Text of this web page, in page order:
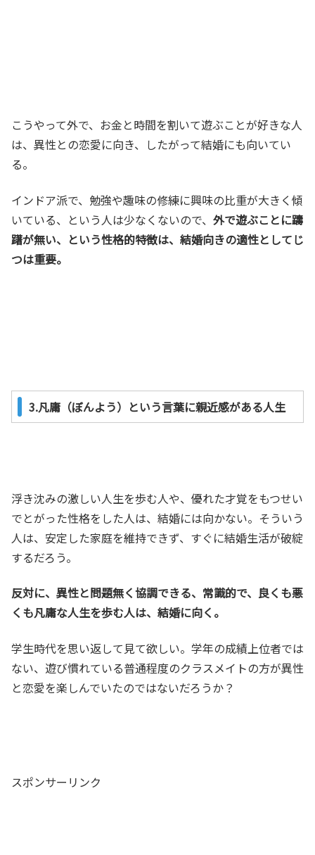
こうやって外で、お金と時間を割いて遊ぶことが好きな人
は、異性との恋愛に向き、したがって結婚にも向いてい
る。
インドア派で、勉強や趣味の修練に興味の比重が大きく傾
いている、という人は少なくないので、 外で遊ぶことに躊
躇が無い、という性格的特徴は、結婚向きの適性としてじ
つは重要。
3.凡庸（ぼんよう）という言葉に親近感がある人生
浮き沈みの激しい人生を歩む人や、優れた才覚をもつせい
でとがった性格をした人は、結婚には向かない。そういう
人は、安定した家庭を維持できず、すぐに結婚生活が破綻
するだろう。
反対に、異性と問題無く協調できる、常識的で、良くも悪
くも凡庸な人生を歩む人は、結婚に向く。
学生時代を思い返して見て欲しい。学年の成績上位者では
ない、遊び慣れている普通程度のクラスメイトの方が異性
と恋愛を楽しんでいたのではないだろうか？
スポンサーリンク